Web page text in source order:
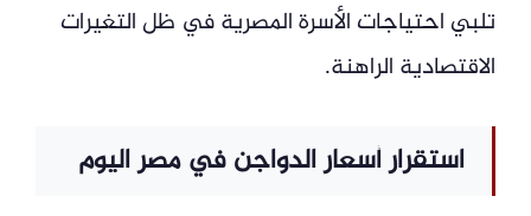
تلبي احتياجات الأسرة المصرية في ظل التغيرات
الاقتصادية الراهنة.
استقرار أسعار الدواجن في مصر اليوم